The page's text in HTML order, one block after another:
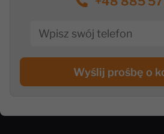
Wyślij prośbę o